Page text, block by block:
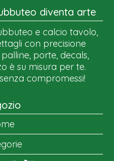
diventa arte
e calcio tavolo,
con precisione
porte, decals,
è su misura per te.
compromessi!